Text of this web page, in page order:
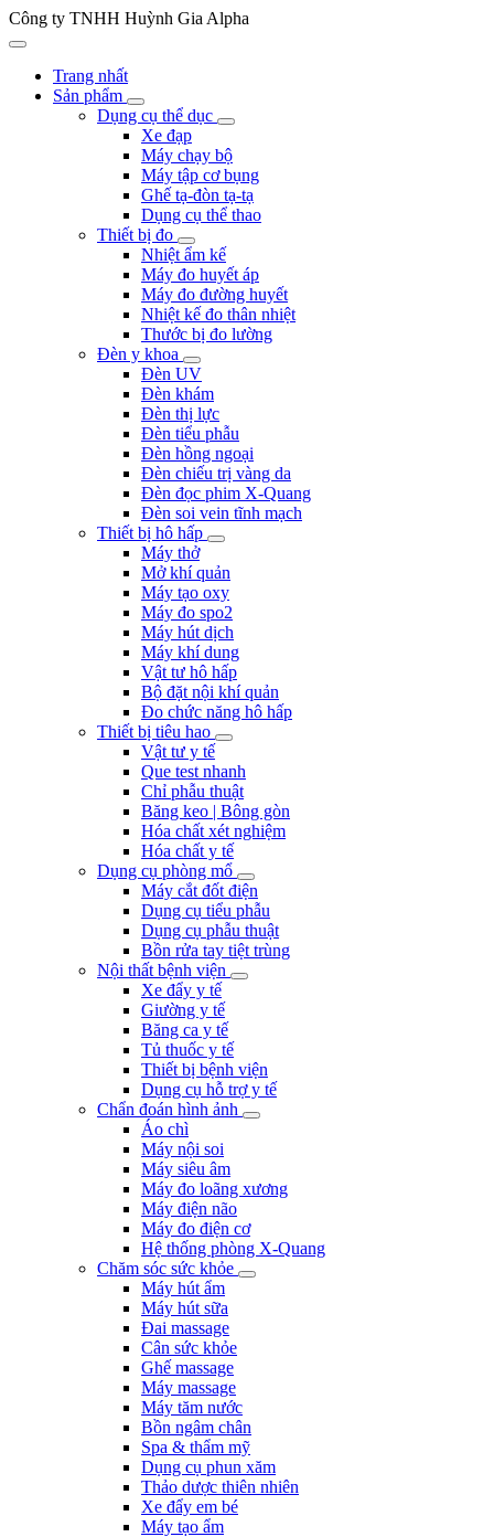
Công ty TNHH Huỳnh Gia Alpha
Trang nhất
Sản phẩm
Dụng cụ thể dục
Xe đạp
Máy chạy bộ
Máy tập cơ bụng
Ghế tạ-đòn tạ-tạ
Dụng cụ thể thao
Thiết bị đo
Nhiệt ẩm kế
Máy đo huyết áp
Máy đo đường huyết
Nhiệt kế đo thân nhiệt
Thước bị đo lường
Đèn y khoa
Đèn UV
Đèn khám
Đèn thị lực
Đèn tiểu phẫu
Đèn hồng ngoại
Đèn chiếu trị vàng da
Đèn đọc phim X-Quang
Đèn soi vein tĩnh mạch
Thiết bị hô hấp
Máy thở
Mở khí quản
Máy tạo oxy
Máy đo spo2
Máy hút dịch
Máy khí dung
Vật tư hô hấp
Bộ đặt nội khí quản
Đo chức năng hô hấp
Thiết bị tiêu hao
Vật tư y tế
Que test nhanh
Chỉ phẫu thuật
Băng keo | Bông gòn
Hóa chất xét nghiệm
Hóa chất y tế
Dụng cụ phòng mổ
Máy cắt đốt điện
Dụng cụ tiểu phẫu
Dụng cụ phẫu thuật
Bồn rửa tay tiệt trùng
Nội thất bệnh viện
Xe đẩy y tế
Giường y tế
Băng ca y tế
Tủ thuốc y tế
Thiết bị bệnh viện
Dụng cụ hỗ trợ y tế
Chẩn đoán hình ảnh
Áo chì
Máy nội soi
Máy siêu âm
Máy đo loãng xương
Máy điện não
Máy đo điện cơ
Hệ thống phòng X-Quang
Chăm sóc sức khỏe
Máy hút ẩm
Máy hút sữa
Đai massage
Cân sức khỏe
Ghế massage
Máy massage
Máy tăm nước
Bồn ngâm chân
Spa & thẩm mỹ
Dụng cụ phun xăm
Thảo dược thiên nhiên
Xe đẩy em bé
Máy tạo ẩm